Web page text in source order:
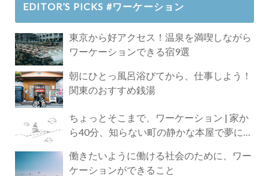
EDITOR’S PICKS #ワーケーション
東京から好アクセス！温泉を満喫しながら
ワーケーションできる宿9選
朝にひとっ風呂浴びてから、仕事しよう！
関東のおすすめ銭湯
ちょっとそこまで、ワーケーション | 家か
ら40分、知らない町の静かな本屋で夢に近
働きたいように働ける社会のために、ワー
ケーションができること